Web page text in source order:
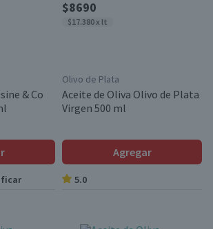
& Co
$8690
$17.380 x lt
Olivo de Plata
Aceite de Oliva Olivo de Plata
Virgen 500 ml
Agregar
5.0